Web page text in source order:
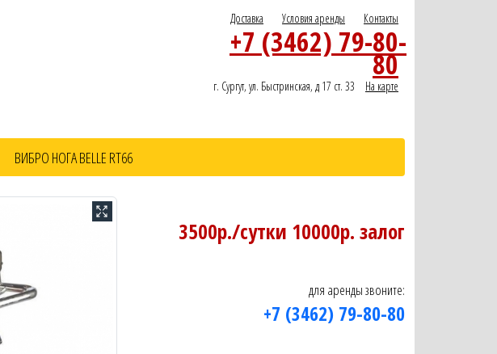
Доставка Условия аренды Контакты
+7 (3462) 79-80-
80
г. Сургут, ул. Быстринская, д 17 ст. 33 На карте
ВИБРО НОГА BELLE RT66
3500р./сутки 10000р. залог
для аренды звоните:
+7 (3462) 79-80-80